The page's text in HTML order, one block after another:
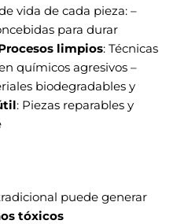
vida de cada pieza: –
para durar
limpios: Técnicas
químicos agresivos –
biodegradables y
: Piezas reparables y
puede generar
tóxicos